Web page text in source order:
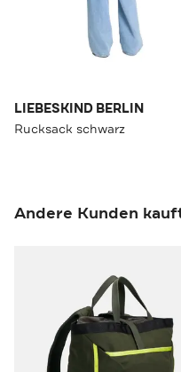
LIEBESKIND BERLIN
Rucksack schwarz
Andere Kunden